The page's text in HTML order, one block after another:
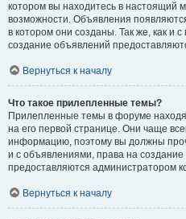
котором вы находитесь в настоящий
возможности. Объявления
в котором они созданы. Так же, как и
создание объявлений
Вернуться к началу
Что такое прилепленные темы?
Прилепленные темы в форуме
на его первой странице. Они чаще
информацию, поэтому вы должны
и с объявлениями, права на
предоставляются администратором
Вернуться к началу